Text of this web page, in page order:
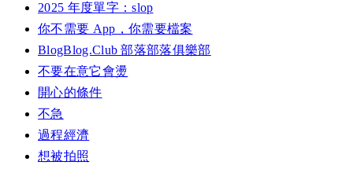
2025 年度單字：slop
你不需要 App，你需要檔案
BlogBlog.Club 部落部落俱樂部
不要在意它會燙
開心的條件
不急
過程經濟
想被拍照